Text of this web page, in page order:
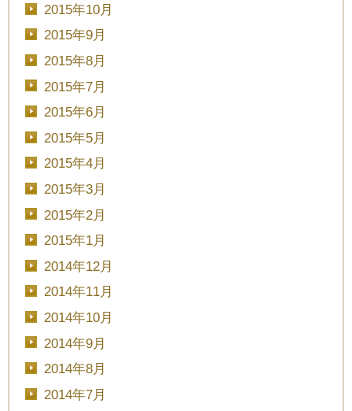
2015年10月
2015年9月
2015年8月
2015年7月
2015年6月
2015年5月
2015年4月
2015年3月
2015年2月
2015年1月
2014年12月
2014年11月
2014年10月
2014年9月
2014年8月
2014年7月